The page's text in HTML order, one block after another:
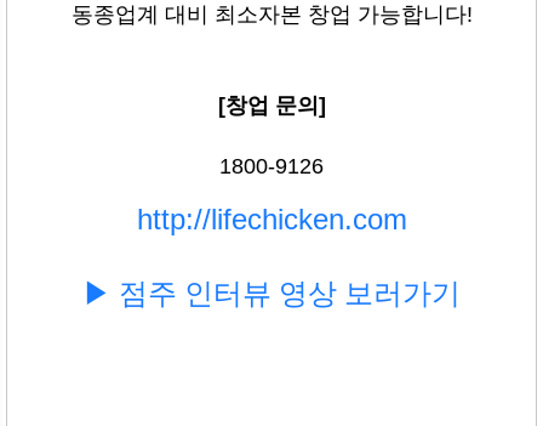
동종업계 대비 최소자본 창업 가능합니다!
[창업 문의]
1800-9126
http://lifechicken.com
▶ 점주 인터뷰 영상 보러가기